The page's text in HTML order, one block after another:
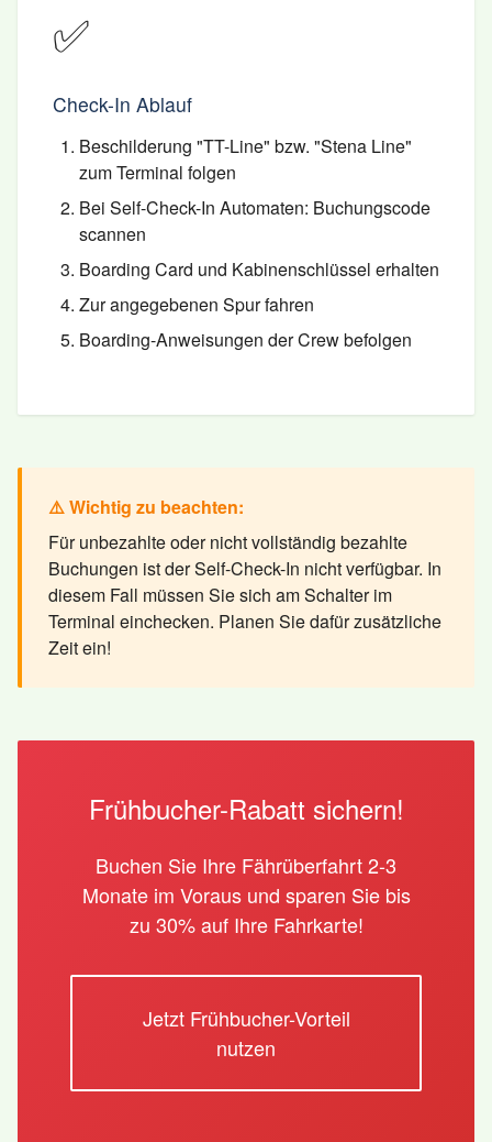
✅
Check-In Ablauf
Beschilderung "TT-Line" bzw. "Stena Line"
zum Terminal folgen
Bei Self-Check-In Automaten: Buchungscode
scannen
Boarding Card und Kabinenschlüssel erhalten
Zur angegebenen Spur fahren
Boarding-Anweisungen der Crew befolgen
⚠️ Wichtig zu beachten:
Für unbezahlte oder nicht vollständig bezahlte
Buchungen ist der Self-Check-In nicht verfügbar. In
diesem Fall müssen Sie sich am Schalter im
Terminal einchecken. Planen Sie dafür zusätzliche
Zeit ein!
Frühbucher-Rabatt sichern!
Buchen Sie Ihre Fährüberfahrt 2-3
Monate im Voraus und sparen Sie bis
zu 30% auf Ihre Fahrkarte!
Jetzt Frühbucher-Vorteil
nutzen